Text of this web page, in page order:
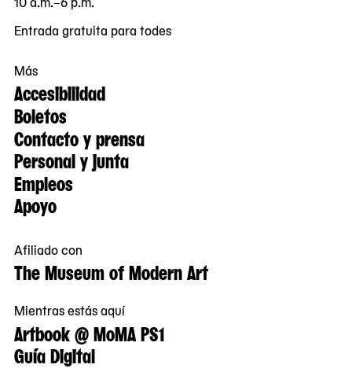
Entrada gratuita para todes
Más
Accesibilidad
Boletos
Contacto y prensa
Personal y junta
Empleos
Apoyo
Afiliado con
The Museum of Modern Art
Mientras estás aquí
Artbook @ MoMA PS1
Guía Digital